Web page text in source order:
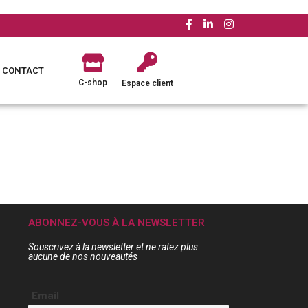
CONTACT
C-shop Espace client
ABONNEZ-VOUS À LA NEWSLETTER
Souscrivez à la newsletter et ne ratez plus
aucune de nos nouveautés
Email